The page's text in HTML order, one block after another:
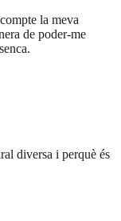
la meva
de poder-me
diversa i perquè és